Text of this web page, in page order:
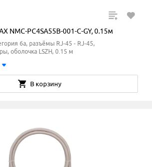
NMC-PC4SA55B-001-C-GY, 0.15м
6a, разъёмы RJ-45 - RJ-45,
оболочка LSZH, 0.15 м
В корзину